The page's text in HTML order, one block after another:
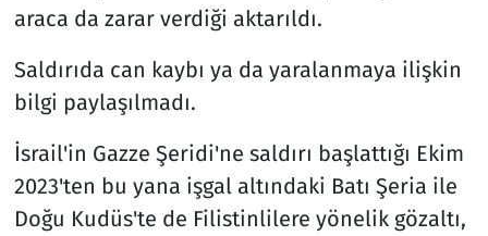
araca da zarar verdiği aktarıldı.
Saldırıda can kaybı ya da yaralanmaya ilişkin
bilgi paylaşılmadı.
İsrail'in Gazze Şeridi'ne saldırı başlattığı Ekim
2023'ten bu yana işgal altındaki Batı Şeria ile
Doğu Kudüs'te de Filistinlilere yönelik gözaltı,